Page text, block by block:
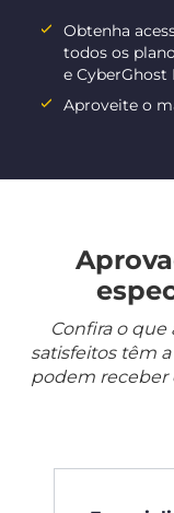
Obtenha
todos os
e CyberGhost
Aproveite o
Confira o
satisfeitos têm
podem receber